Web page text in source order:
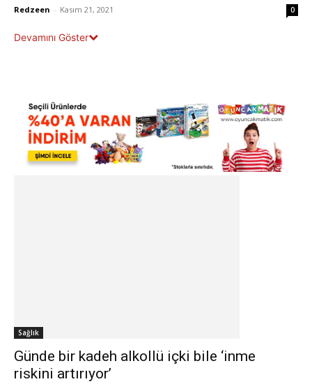
Redzeen - Kasım 21, 2021 0
Devamını Göster
Sağlık
Günde bir kadeh alkollü içki bile ‘inme
riskini artırıyor’